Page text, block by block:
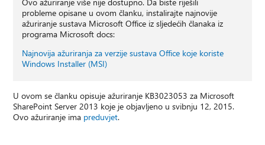
probleme opisane u ovom članku, instalirajte najnovije
ažuriranje sustava Microsoft Office iz sljedećih članaka iz
programa Microsoft docs:
Najnovija ažuriranja za verzije sustava Office koje koriste
Windows Installer (MSI)
U ovom se članku opisuje ažuriranje KB3023053 za Microsoft
SharePoint Server 2013 koje je objavljeno u svibnju 12, 2015.
Ovo ažuriranje ima preduvjet.